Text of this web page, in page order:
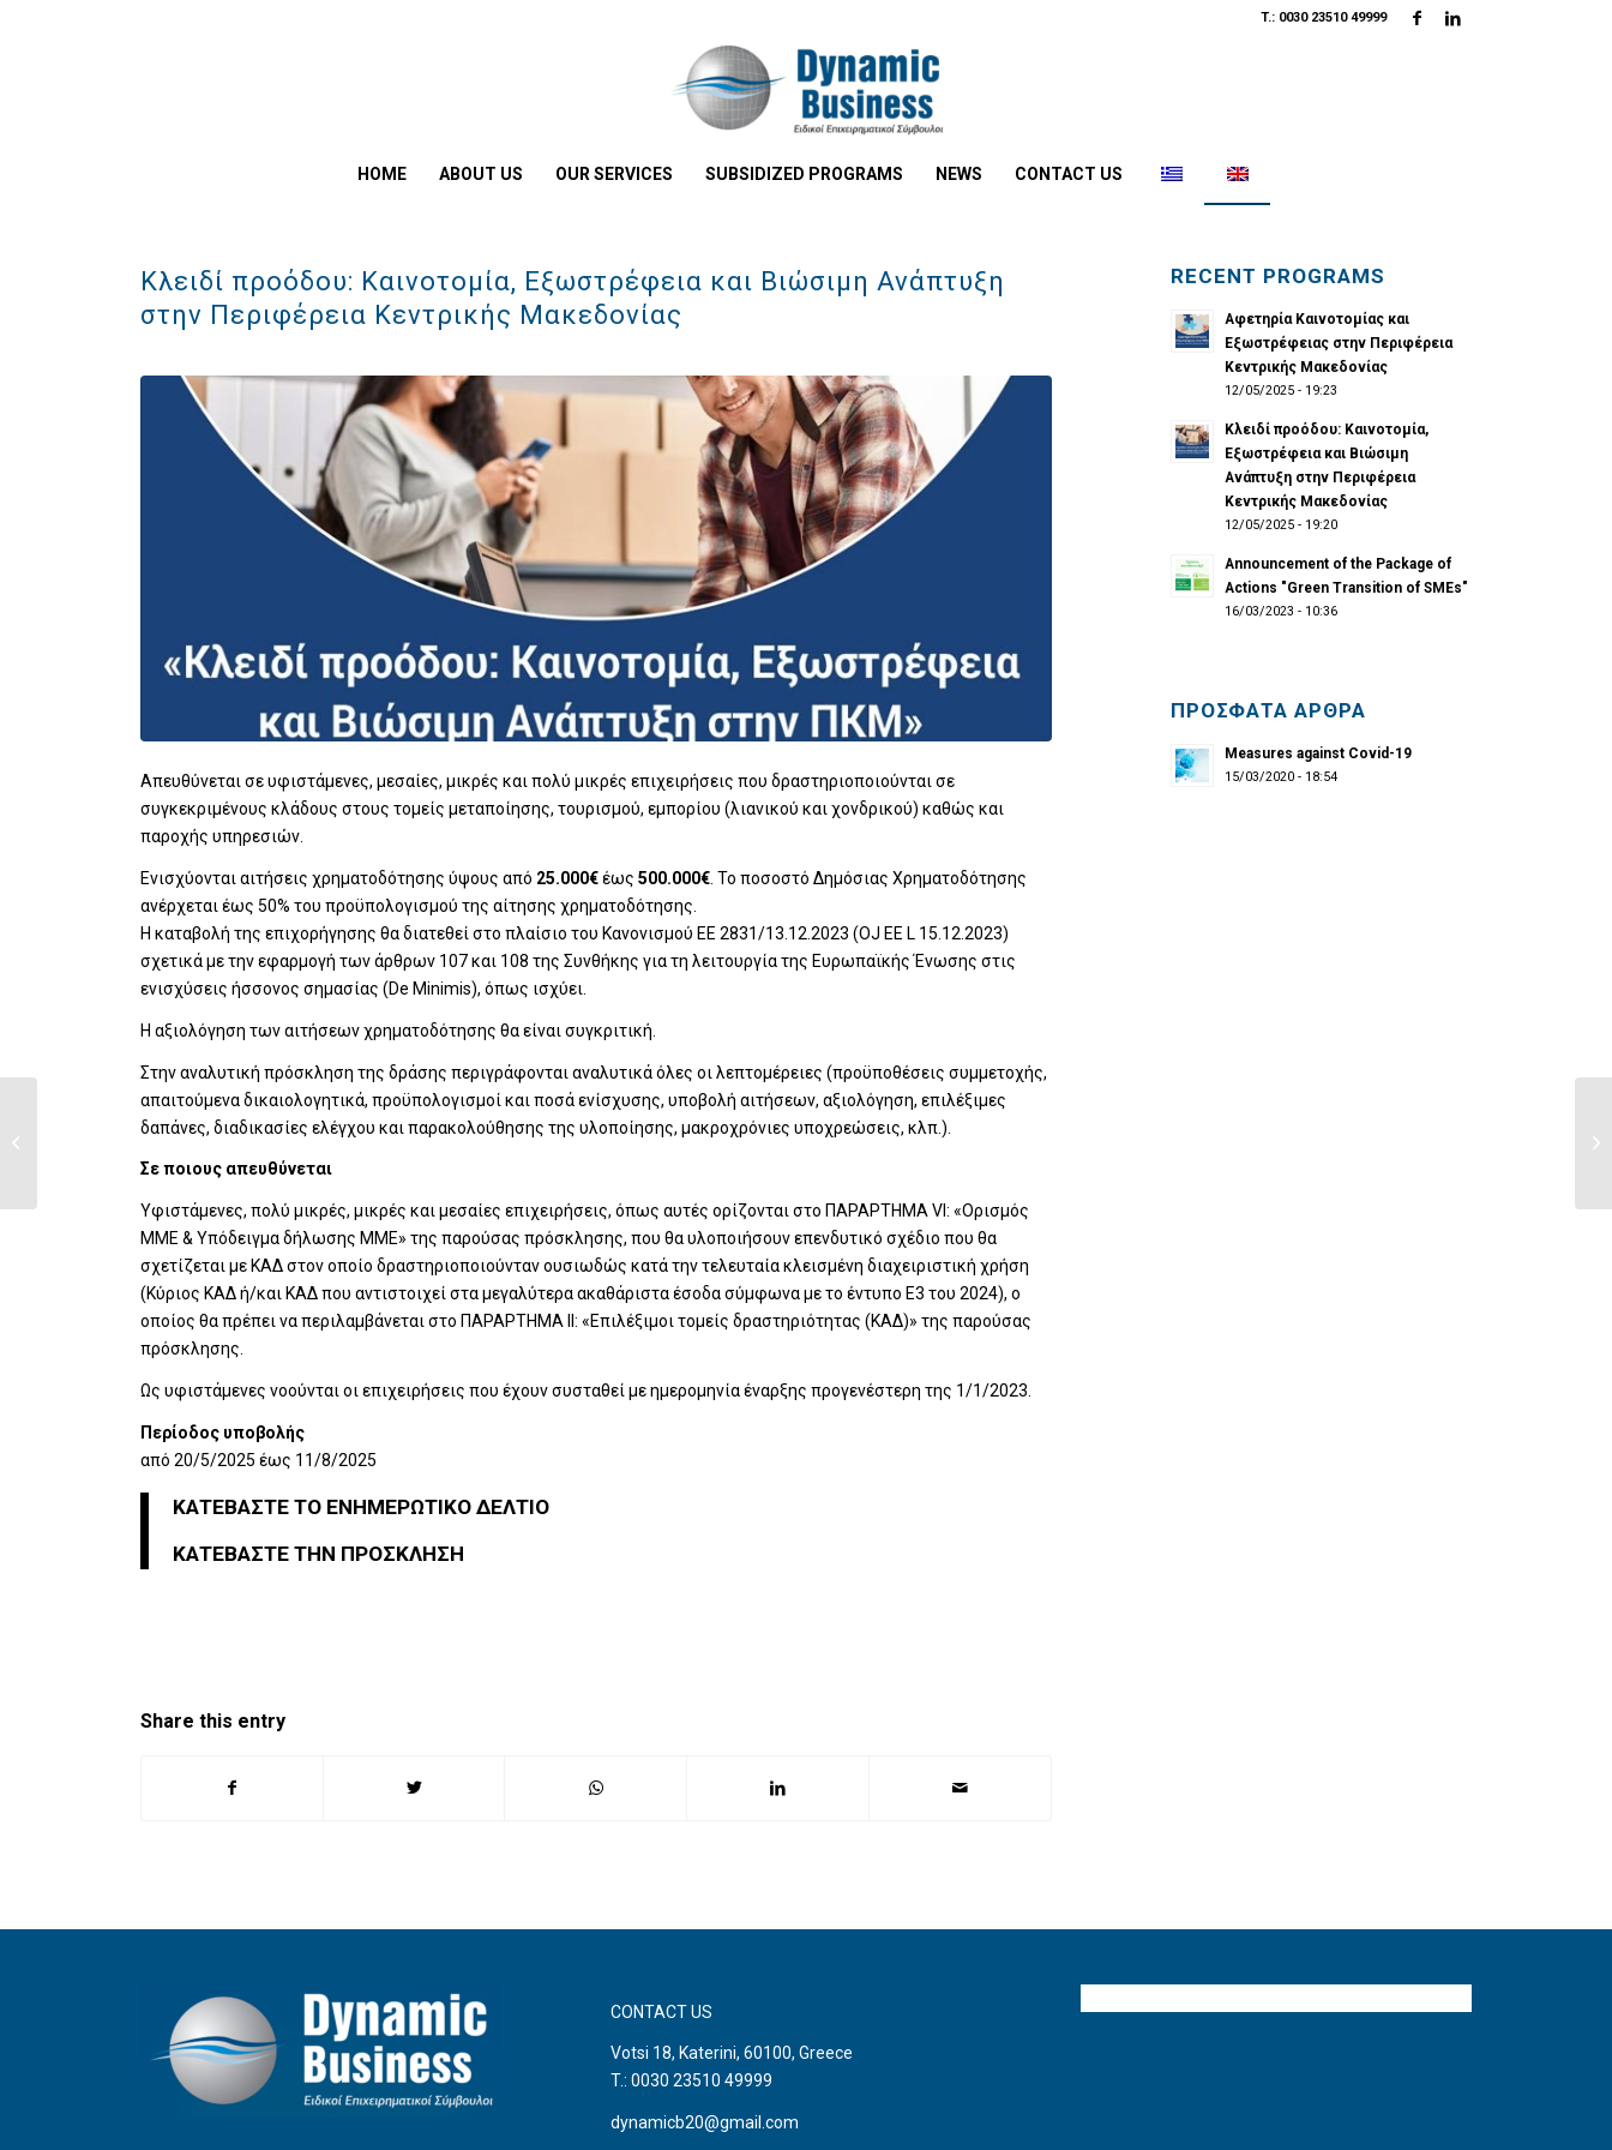
T.: 0030 23510 49999
HOME ABOUT US OUR SERVICES SUBSIDIZED PROGRAMS NEWS CONTACT US
Κλειδί προόδου: Καινοτομία, Εξωστρέφεια και Βιώσιμη Ανάπτυξη
στην Περιφέρεια Κεντρικής Μακεδονίας
Απευθύνεται σε υφιστάμενες, μεσαίες, μικρές και πολύ μικρές επιχειρήσεις που δραστηριοποιούνται σε
συγκεκριμένους κλάδους στους τομείς μεταποίησης, τουρισμού, εμπορίου (λιανικού και χονδρικού) καθώς και
παροχής υπηρεσιών.
Ενισχύονται αιτήσεις χρηματοδότησης ύψους από 25.000€έως500.000€ . Το ποσοστό Δημόσιας Χρηματοδότησης
ανέρχεται έως 50% του προϋπολογισμού της αίτησης χρηματοδότησης.
Η καταβολή της επιχορήγησης θα διατεθεί στο πλαίσιο του Κανονισμού ΕΕ 2831/13.12.2023 (OJ ΕΕ L 15.12.2023)
σχετικά με την εφαρμογή των άρθρων 107 και 108 της Συνθήκης για τη λειτουργία της Ευρωπαϊκής Ένωσης στις
ενισχύσεις ήσσονος σημασίας (De Minimis), όπως ισχύει.
Η αξιολόγηση των αιτήσεων χρηματοδότησης θα είναι συγκριτική.
Στην αναλυτική πρόσκληση της δράσης περιγράφονται αναλυτικά όλες οι λεπτομέρειες (προϋποθέσεις συμμετοχής,
απαιτούμενα δικαιολογητικά, προϋπολογισμοί και ποσά ενίσχυσης, υποβολή αιτήσεων, αξιολόγηση, επιλέξιμες
δαπάνες, διαδικασίες ελέγχου και παρακολούθησης της υλοποίησης, μακροχρόνιες υποχρεώσεις, κλπ.).
Σε ποιους απευθύνεται
Υφιστάμενες, πολύ μικρές, μικρές και μεσαίες επιχειρήσεις, όπως αυτές ορίζονται στο ΠΑΡΑΡΤΗΜΑ VΙ: «Ορισμός
ΜΜΕ & Υπόδειγμα δήλωσης ΜΜΕ» της παρούσας πρόσκλησης, που θα υλοποιήσουν επενδυτικό σχέδιο που θα
σχετίζεται με ΚΑΔ στον οποίο δραστηριοποιούνταν ουσιωδώς κατά την τελευταία κλεισμένη διαχειριστική χρήση
(Κύριος ΚΑΔ ή/και ΚΑΔ που αντιστοιχεί στα μεγαλύτερα ακαθάριστα έσοδα σύμφωνα με το έντυπο Ε3 του 2024), ο
οποίος θα πρέπει να περιλαμβάνεται στο ΠΑΡΑΡΤΗΜΑ II: «Επιλέξιμοι τομείς δραστηριότητας (ΚΑΔ)» της παρούσας
πρόσκλησης.​
​Ως υφιστάμενες νοούνται οι επιχειρήσεις που έχουν συσταθεί με ημερομηνία έναρξης προγενέστερη της 1/1/2023.
Περίοδος υποβολής
από 20/5/2025 έως 11/8/2025
ΚΑΤΕΒΑΣΤΕ ΤΟ ΕΝΗΜΕΡΩΤΙΚΟ ΔΕΛΤΙΟ
ΚΑΤΕΒΑΣΤΕ ΤΗΝ ΠΡΟΣΚΛΗΣΗ
Share this entry
RECENT PROGRAMS
Αφετηρία Καινοτομίας και
Εξωστρέφειας στην Περιφέρεια
Κεντρικής Μακεδονίας
12/05/2025 - 19:23
Κλειδί προόδου: Καινοτομία,
Εξωστρέφεια και Βιώσιμη
Ανάπτυξη στην Περιφέρεια
Κεντρικής Μακεδονίας
12/05/2025 - 19:20
Announcement of the Package of
Actions "Green Transition of SMEs"
16/03/2023 - 10:36
ΠΡΟΣΦΑΤΑ ΑΡΘΡΑ
Measures against Covid-19
15/03/2020 - 18:54
CONTACT US
Votsi 18, Katerini, 60100, Greece
T.: 0030 23510 49999
dynamicb20@gmail.com
Προκήρυξη Δέσμης